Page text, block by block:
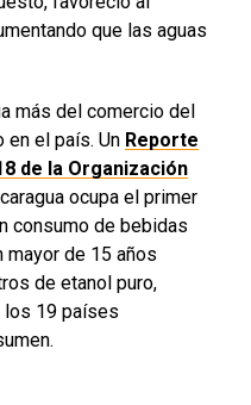
que las aguas
más del comercio del
en el país. Un Reporte
de la Organización
ocupa el primer
consumo de bebidas
mayor de 15 años
de etanol puro,
los 19 países